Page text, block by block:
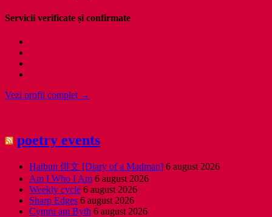
Servicii verificate și confirmate
Vezi profil complet →
poetry events
Haibun 俳文 [Diary of a Madman] 6 august 2026
Am I Who I Am 6 august 2026
Weekly cycle 6 august 2026
Sharp Edges 6 august 2026
Cymru am Byth 6 august 2026